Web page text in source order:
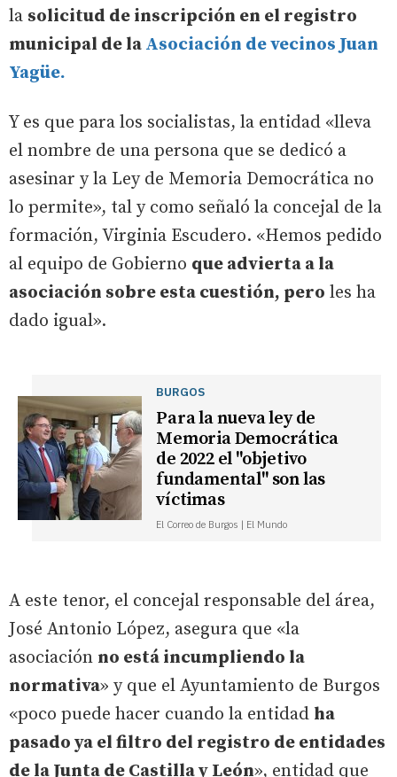
la solicitud de inscripción en el registro
municipal de la Asociación de vecinos Juan
Yagüe.
Y es que para los socialistas, la entidad «lleva
el nombre de una persona que se dedicó a
asesinar y la Ley de Memoria Democrática no
lo permite», tal y como señaló la concejal de la
formación, Virginia Escudero. «Hemos pedido
al equipo de Gobierno que advierta a la
asociación sobre esta cuestión, pero les ha
dado igual».
BURGOS
Para la nueva ley de
Memoria Democrática
de 2022 el "objetivo
fundamental" son las
víctimas
El Correo de Burgos | El Mundo
A este tenor, el concejal responsable del área,
José Antonio López, asegura que «la
asociación no está incumpliendo la
normativa» y que el Ayuntamiento de Burgos
«poco puede hacer cuando la entidad ha
pasado ya el filtro del registro de entidades
de la Junta de Castilla y León», entidad que